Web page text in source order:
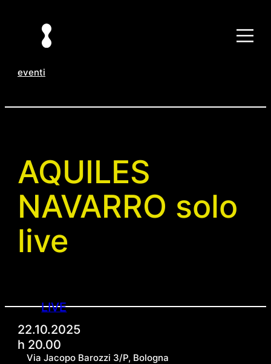
contenuto
LIVE
22.10.2025
h 20.00
Via Jacopo Barozzi 3/P, Bologna
eventi
AQUILES
NAVARRO solo
live